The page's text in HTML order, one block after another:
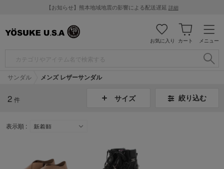
【お知らせ】熊本地域地震の影響による配送遅延 詳細
メニュー
カート
お気に入り
サンダル メンズ レザーサンダル
2 件 サイズ 絞り込む
表示順 :